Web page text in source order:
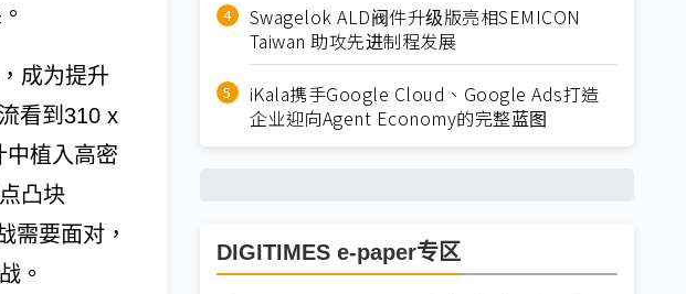
成为提升
看到310 x
中植入高密
凸块
需要面对，
。
Swagelok ALD阀件升级版亮相SEMICON
Taiwan 助攻先进制程发展
iKala携手Google Cloud、Google Ads打造
企业迎向Agent Economy的完整蓝图
DIGITIMES e-paper专区